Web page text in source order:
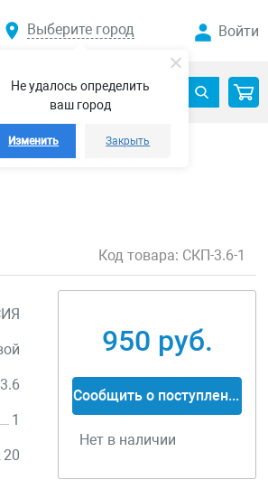
Не удалось определить
ваш город
Изменить Закрыть
Выберите город Войти
Код товара: СКП-3.6-1
3.6
1
20
950 руб.
Сообщить о поступлении
Нет в наличии